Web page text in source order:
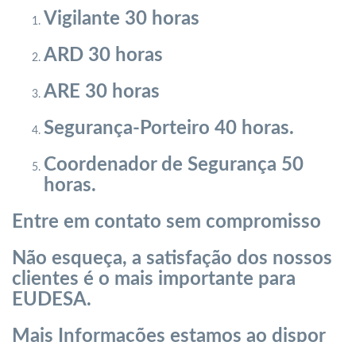
Vigilante 30 horas
ARD 30 horas
ARE 30 horas
Segurança-Porteiro 40 horas.
Coordenador de Segurança 50
horas.
Entre em contato sem compromisso
Não esqueça, a satisfação dos nossos
clientes é o mais importante para
EUDESA.
Mais Informações estamos ao dispor